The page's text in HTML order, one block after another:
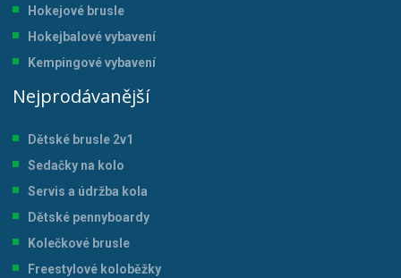
Hokejové brusle
Hokejbalové vybavení
Kempingové vybavení
Nejprodávanější
Dětské brusle 2v1
Sedačky na kolo
Servis a údržba kola
Dětské pennyboardy
Kolečkové brusle
Freestylové koloběžky